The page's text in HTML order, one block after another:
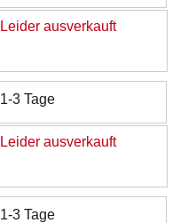
Leider ausverkauft
1-3 Tage
Leider ausverkauft
1-3 Tage